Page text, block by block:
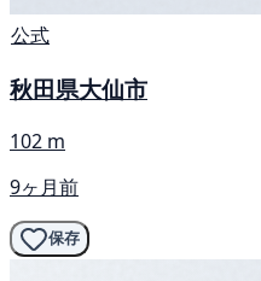
公式
秋田県大仙市
102 m
9ヶ月前
保存